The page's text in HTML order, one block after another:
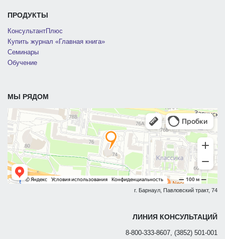
ПРОДУКТЫ
КонсультантПлюс
Купить журнал «Главная книга»
Семинары
Обучение
МЫ РЯДОМ
г. Барнаул, Павловский тракт, 74
ЛИНИЯ КОНСУЛЬТАЦИЙ
8-800-333-8607, (3852) 501-001